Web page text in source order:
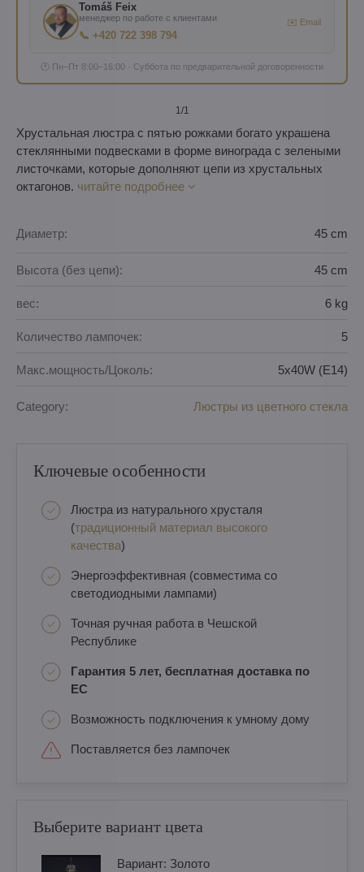
Tomáš Feix
менеджер по работе с клиентами
📞 +420 722 398 794
✉️ Email
🕐 Пн–Пт 8:00–16:00 · Суббота по предварительной договоренности
1/1
Хрустальная люстра с пятью рожками богато украшена
стеклянными подвесками в форме винограда с зелеными
листочками, которые дополняют цепи из хрустальных
октагонов. читайте подробнее
Диаметр: 45 cm
Высота (без цепи): 45 cm
вес: 6 kg
Количество лампочек: 5
Макс.мощность/Цоколь: 5x40W (E14)
Category: Люстры из цветного стекла
Ключевые особенности
Люстра из натурального хрусталя
(традиционный материал высокого
качества)
Энергоэффективная (совместима со
светодиодными лампами)
Точная ручная работа в Чешской
Республике
Гарантия 5 лет, бесплатная доставка по
ЕС
Возможность подключения к умному дому
Поставляется без лампочек
Выберите вариант цвета
Вариант: Золотo